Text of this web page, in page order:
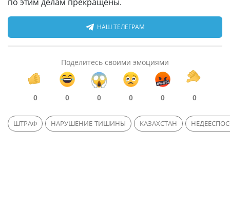
НАШ ТЕЛЕГРАМ
Поделитесь своими эмоциями
0 0 0 0 0 0
ШТРАФ НАРУШЕНИЕ ТИШИНЫ КАЗАХСТАН